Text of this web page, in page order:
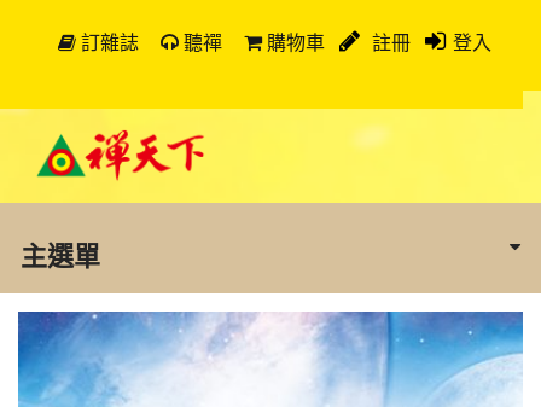
訂雜誌 聽禪 購物車 註冊 登入
主選單